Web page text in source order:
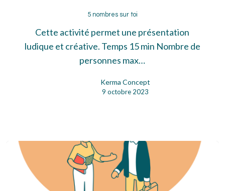
nombres
sur
toi
5 nombres sur toi
Cette activité permet une présentation
ludique et créative. Temps 15 min Nombre de
personnes max…
Kerma Concept
9 octobre 2023